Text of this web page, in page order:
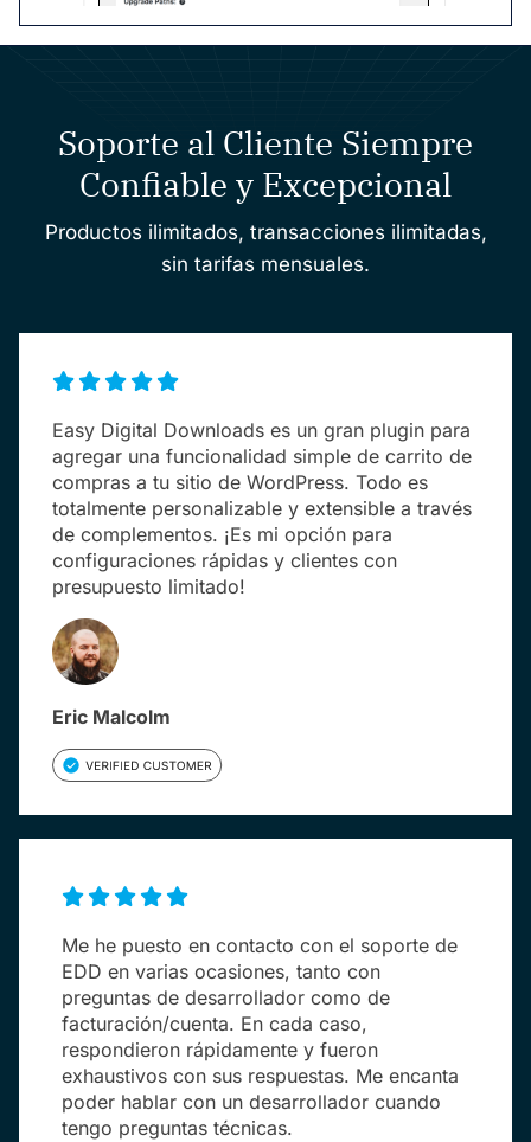
Soporte al Cliente Siempre
Confiable y Excepcional
Productos ilimitados, transacciones ilimitadas,
sin tarifas mensuales.
Easy Digital Downloads es un gran plugin para
agregar una funcionalidad simple de carrito de
compras a tu sitio de WordPress. Todo es
totalmente personalizable y extensible a través
de complementos. ¡Es mi opción para
configuraciones rápidas y clientes con
presupuesto limitado!
Eric Malcolm
Me he puesto en contacto con el soporte de
EDD en varias ocasiones, tanto con
preguntas de desarrollador como de
facturación/cuenta. En cada caso,
respondieron rápidamente y fueron
exhaustivos con sus respuestas. Me encanta
poder hablar con un desarrollador cuando
tengo preguntas técnicas.